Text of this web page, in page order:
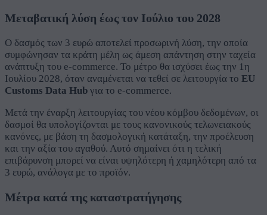
Μεταβατική λύση έως τον Ιούλιο του 2028
Ο δασμός των 3 ευρώ αποτελεί προσωρινή λύση, την οποία
συμφώνησαν τα κράτη μέλη ως άμεση απάντηση στην ταχεία
ανάπτυξη του e-commerce. Το μέτρο θα ισχύσει έως την 1η
Ιουλίου 2028, όταν αναμένεται να τεθεί σε λειτουργία το EU
Customs Data Hub για το e-commerce.
Μετά την έναρξη λειτουργίας του νέου κόμβου δεδομένων, οι
δασμοί θα υπολογίζονται με τους κανονικούς τελωνειακούς
κανόνες, με βάση τη δασμολογική κατάταξη, την προέλευση
και την αξία του αγαθού. Αυτό σημαίνει ότι η τελική
επιβάρυνση μπορεί να είναι υψηλότερη ή χαμηλότερη από τα
3 ευρώ, ανάλογα με το προϊόν.
Μέτρα κατά της καταστρατήγησης